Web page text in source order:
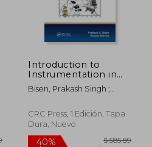
Introduction to
Instrumentation in
Life Sciences (en
Inglés)
Bisen, Prakash Singh ;
CRC Press, 1 Edición, Tapa
Dura, Nuevo